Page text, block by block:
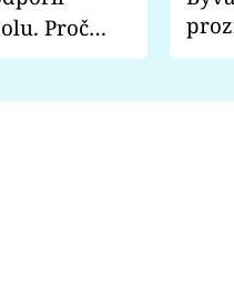
Proč
s ním než